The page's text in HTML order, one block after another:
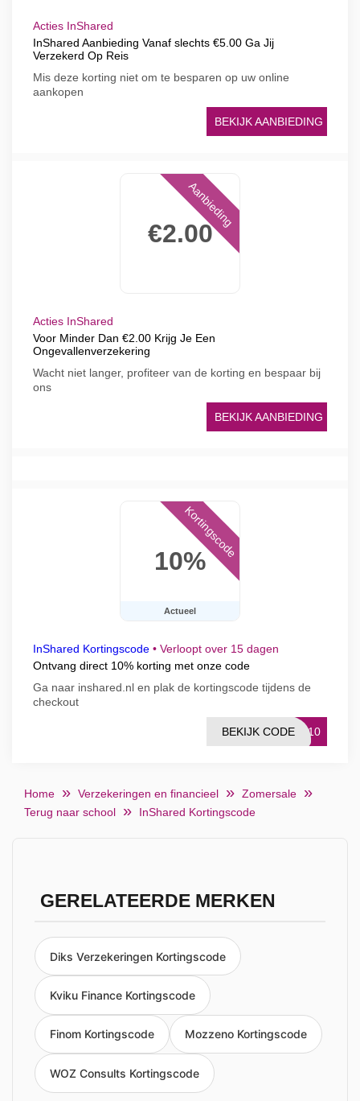
Acties InShared
InShared Aanbieding Vanaf slechts €5.00 Ga Jij
Verzekerd Op Reis
Mis deze korting niet om te besparen op uw online
aankopen
BEKIJK AANBIEDING
€2.00
Aanbieding
Acties InShared
Voor Minder Dan €2.00 Krijg Je Een
Ongevallenverzekering
Wacht niet langer, profiteer van de korting en bespaar bij
ons
BEKIJK AANBIEDING
10%
Actueel
Kortingscode
InShared Kortingscode • Verloopt over 15 dagen
Ontvang direct 10% korting met onze code
Ga naar inshared.nl en plak de kortingscode tijdens de
checkout
RA10
BEKIJK CODE
Home Verzekeringen en financieel
Zomersale
Terug naar school
InShared Kortingscode
GERELATEERDE MERKEN
Diks Verzekeringen Kortingscode
Kviku Finance Kortingscode
Finom Kortingscode Mozzeno Kortingscode
WOZ Consults Kortingscode